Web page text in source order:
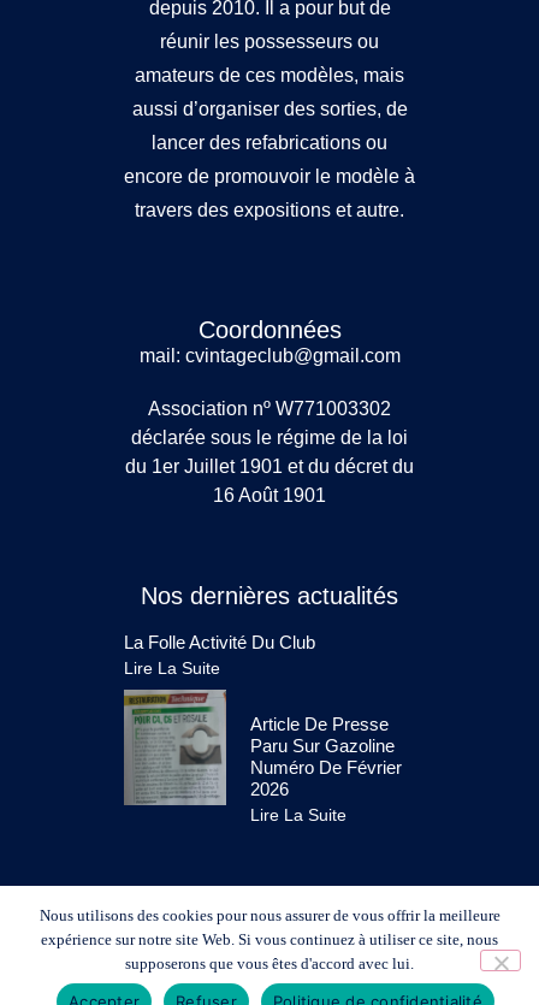
depuis 2010. Il a pour but de
réunir les possesseurs ou
amateurs de ces modèles, mais
aussi d’organiser des sorties, de
lancer des refabrications ou
encore de promouvoir le modèle à
travers des expositions et autre.
Coordonnées
mail: cvintageclub@gmail.com
Association nº W771003302
déclarée sous le régime de la loi
du 1er Juillet 1901 et du décret du
16 Août 1901
Nos dernières actualités
La Folle Activité Du Club
Lire La Suite
Article De Presse
Paru Sur Gazoline
Numéro De Février
2026
Lire La Suite
Nous utilisons des cookies pour nous assurer de vous offrir la meilleure
expérience sur notre site Web. Si vous continuez à utiliser ce site, nous
supposerons que vous êtes d'accord avec lui.
Accepter Refuser Politique de confidentialité